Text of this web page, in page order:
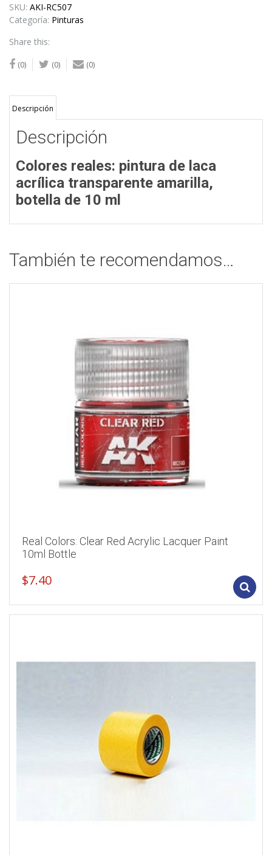
SKU: AKI-RC507
Categoría: Pinturas
Share this:
(0) (0) (0)
Descripción
Descripción
Colores reales: pintura de laca
acrílica transparente amarilla,
botella de 10 ml
También te recomendamos…
Real Colors: Clear Red Acrylic Lacquer Paint
10ml Bottle
$7.40